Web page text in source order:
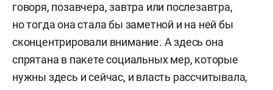
говоря, позавчера, завтра или послезавтра,
но тогда она стала бы заметной и на ней бы
сконцентрировали внимание. А здесь она
спрятана в пакете социальных мер, которые
нужны здесь и сейчас, и власть рассчитывала,